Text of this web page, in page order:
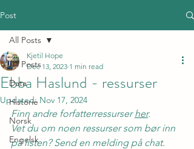
Post
All Posts
Data
Historie
Norsk
Engelsk
All Posts
Ebba Haslund - ressurser
Kjetil Hope
Dec 13, 2023 1 min read
Updated: Nov 17, 2024
Finn andre forfatterressurser her.
Vet du om noen ressurser som bør inn
på listen? Send en melding på chat.